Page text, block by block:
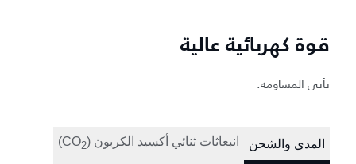
قوة كهربائية عالية
تأبى المساومة.
المدى والشحن انبعاثات ثنائي أكسيد الكربون (‎CO‎2